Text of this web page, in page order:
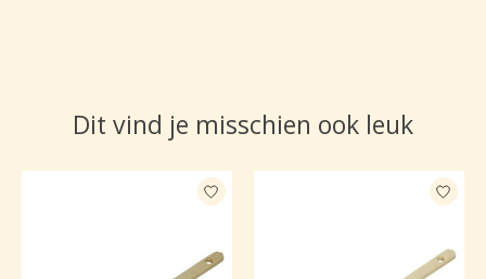
Dit vind je misschien ook leuk
Items van productcarrousel